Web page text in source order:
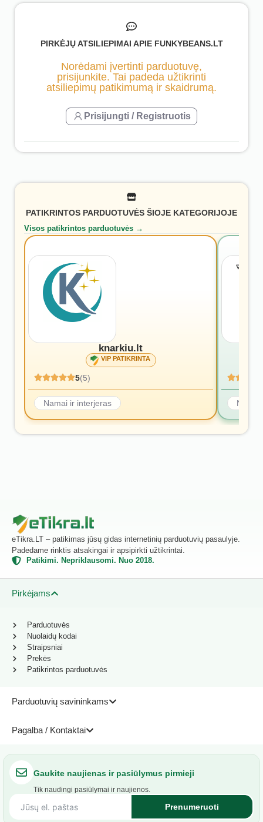
PIRKĖJŲ ATSILIEPIMAI APIE FUNKYBEANS.LT
Norėdami įvertinti parduotuvę,
prisijunkite. Tai padeda užtikrinti
atsiliepimų patikimumą ir skaidrumą.
Prisijungti / Registruotis
PATIKRINTOS PARDUOTUVĖS ŠIOJE KATEGORIJOJE
Visos patikrintos parduotuvės →
knarkiu.lt
VIP PATIKRINTA
5(5)
Namai ir interjeras
eTikra.LT – patikimas jūsų gidas internetinių parduotuvių pasaulyje.
Padedame rinktis atsakingai ir apsipirkti užtikrintai.
Patikimi. Nepriklausomi. Nuo 2018.
Pirkėjams
Parduotuvių savininkams
Pagalba / Kontaktai
Parduotuvės
Nuolaidų kodai
Straipsniai
Prekės
Patikrintos parduotuvės
Gaukite naujienas ir pasiūlymus pirmieji
Tik naudingi pasiūlymai ir naujienos.
Prenumeruoti